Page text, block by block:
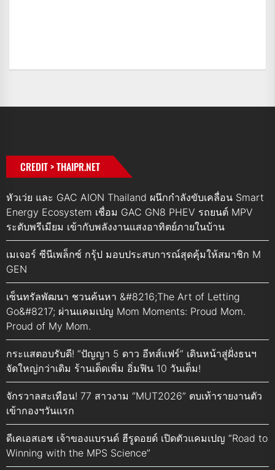
CREDIT > THAIPR.NET
หัวเว่ย และ GAC AION Thailand ผนึกกำลังขับเคลื่อน Smart
Energy Ecosystem เชื่อม GAC GN8 PHEV รถยนต์ MPV
ระดับพรีเมียม เข้ากับพลังงานแสงอาทิตย์ภายในบ้าน
เมเจอร์ ซีนีเพล็กซ์ กรุ้ป มอบประสบการณ์สุดคุ้มให้สมาชิก M
GEN
เซ็นทรัลพัฒนา ชวนค้นหา &#8216;The Art of Letting
Go&#8217; ผ่านแคมเปญ Mom Moments: Proud Mom.
Proud of My Mom.
กระแสตอบรับดี! “ปัญญา 5 ดาว อีทส์แฟร์” เดินหน้าสู่ฝั่งธนฯ
จัดใหญ่กว่าเดิม ร้านเด็ดเพิ่ม อิ่มฟิน 10 วันเต็ม!
จักรวาลสะเทือน! 77 สาวงาม “MUT2026” ตบเท้ารายงานตัว
เข้ากองฯวันแรก
ดีเคเอสเอช เจ้าของแบรนด์ ฮีรูดอยด์ เปิดตัวแคมเปญ “Road to
Winning with the MPS Science”